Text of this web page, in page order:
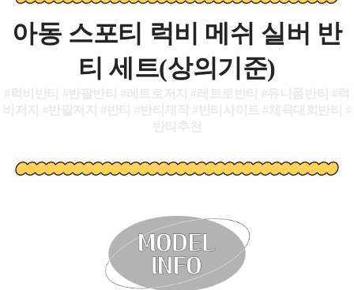
아동 스포티 럭비 메쉬 실버 반
티 세트(상의기준)